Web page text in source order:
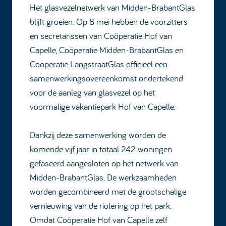
Het glasvezelnetwerk van Midden-BrabantGlas
blijft groeien. Op 8 mei hebben de voorzitters
en secretarissen van Coöperatie Hof van
Capelle, Coöperatie Midden-BrabantGlas en
Coöperatie LangstraatGlas officieel een
samenwerkingsovereenkomst ondertekend
voor de aanleg van glasvezel op het
voormalige vakantiepark Hof van Capelle.
Dankzij deze samenwerking worden de
komende vijf jaar in totaal 242 woningen
gefaseerd aangesloten op het netwerk van
Midden-BrabantGlas. De werkzaamheden
worden gecombineerd met de grootschalige
vernieuwing van de riolering op het park.
Omdat Coöperatie Hof van Capelle zelf